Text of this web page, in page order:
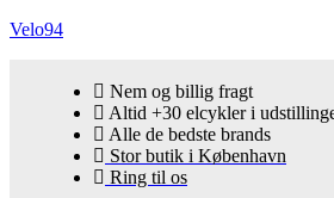
Velo94
Nem og billig fragt
Altid +30 elcykler i
Alle de bedste brands
Stor butik i København
Ring til os